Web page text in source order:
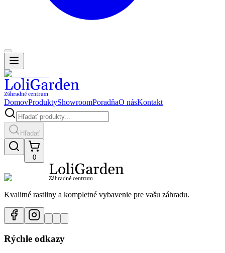
DomovProduktyShowroomPoradňaO násKontakt
Hľadať
0
Kvalitné rastliny a kompletné vybavenie pre vašu záhradu.
Rýchle odkazy